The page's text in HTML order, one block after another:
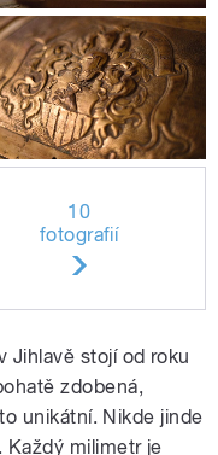
10
fotografií
Jihlavě stojí od roku
zdobená,
unikátní. Nikde jinde
Každý milimetr je